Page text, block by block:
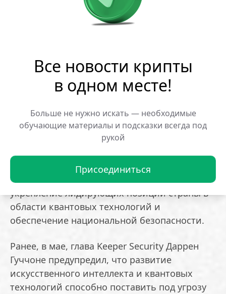
Все новости крипты
в одном месте!
Больше не нужно искать — необходимые
обучающие материалы и подсказки всегда под
рукой
Присоединиться
производством, и семью разработчиками
квантовых вычислений.
миллионов долларов для строительства
завода по выпуску квантовых компонентов, а
D-Wave, Rigetti и Infleqtion — примерно на
Google, Microsoft и IonQ не вошли в новый
этап финансирования.
Американские власти подчеркнули, что
данная инициатива направлена на
укрепление лидирующих позиций страны в
области квантовых технологий и
обеспечение национальной безопасности.
Ранее, в мае, глава Keeper Security Даррен
Гуччоне предупредил, что развитие
искусственного интеллекта и квантовых
технологий способно поставить под угрозу